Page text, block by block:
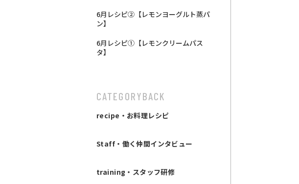
6月レシピ②【レモンヨーグルト蒸パ
ン】
6月レシピ①【レモンクリームパス
タ】
CATEGORYBACK
recipe・お料理レシピ
Staff・働く仲間インタビュー
training・スタッフ研修